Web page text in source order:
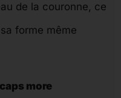
de la couronne, ce
forme même
more